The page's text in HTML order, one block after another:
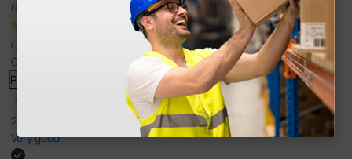
reviews
Our 4 and 5 star reviews.
Click here to read them all >
Previous
27 Jul 2026
Very good